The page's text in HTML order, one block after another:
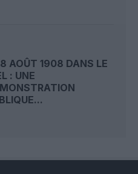
AOÛT 1908 DANS LE
: UNE